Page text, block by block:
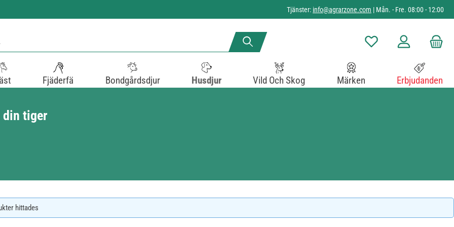
Tjänster: info@agrarzone.com | Mån. - Fre. 08:00 - 12:00
Du har 0 objekt i
Fjäderfä Bondgårdsdjur Husdjur Vild Och Skog Märken Erbjudanden
din tiger
hittades